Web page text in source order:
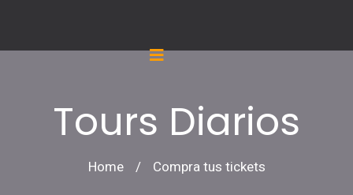
Tours Diarios
Home / Compra tus tickets